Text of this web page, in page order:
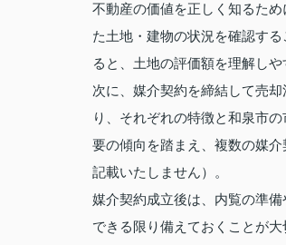
不動産の価値を正しく知るた
た土地・建物の状況を確認す
ると、土地の評価額を理解しや
次に、媒介契約を締結して売
り、それぞれの特徴と和泉市
要の傾向を踏まえ、複数の媒
記載いたしません）。
媒介契約成立後は、内覧の準
できる限り備えておくことが